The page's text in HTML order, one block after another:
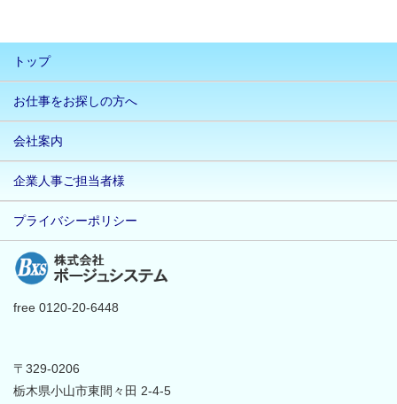
トップ
お仕事をお探しの方へ
会社案内
企業人事ご担当者様
プライバシーポリシー
free 0120-20-6448
〒329-0206
栃木県小山市東間々田 2-4-5